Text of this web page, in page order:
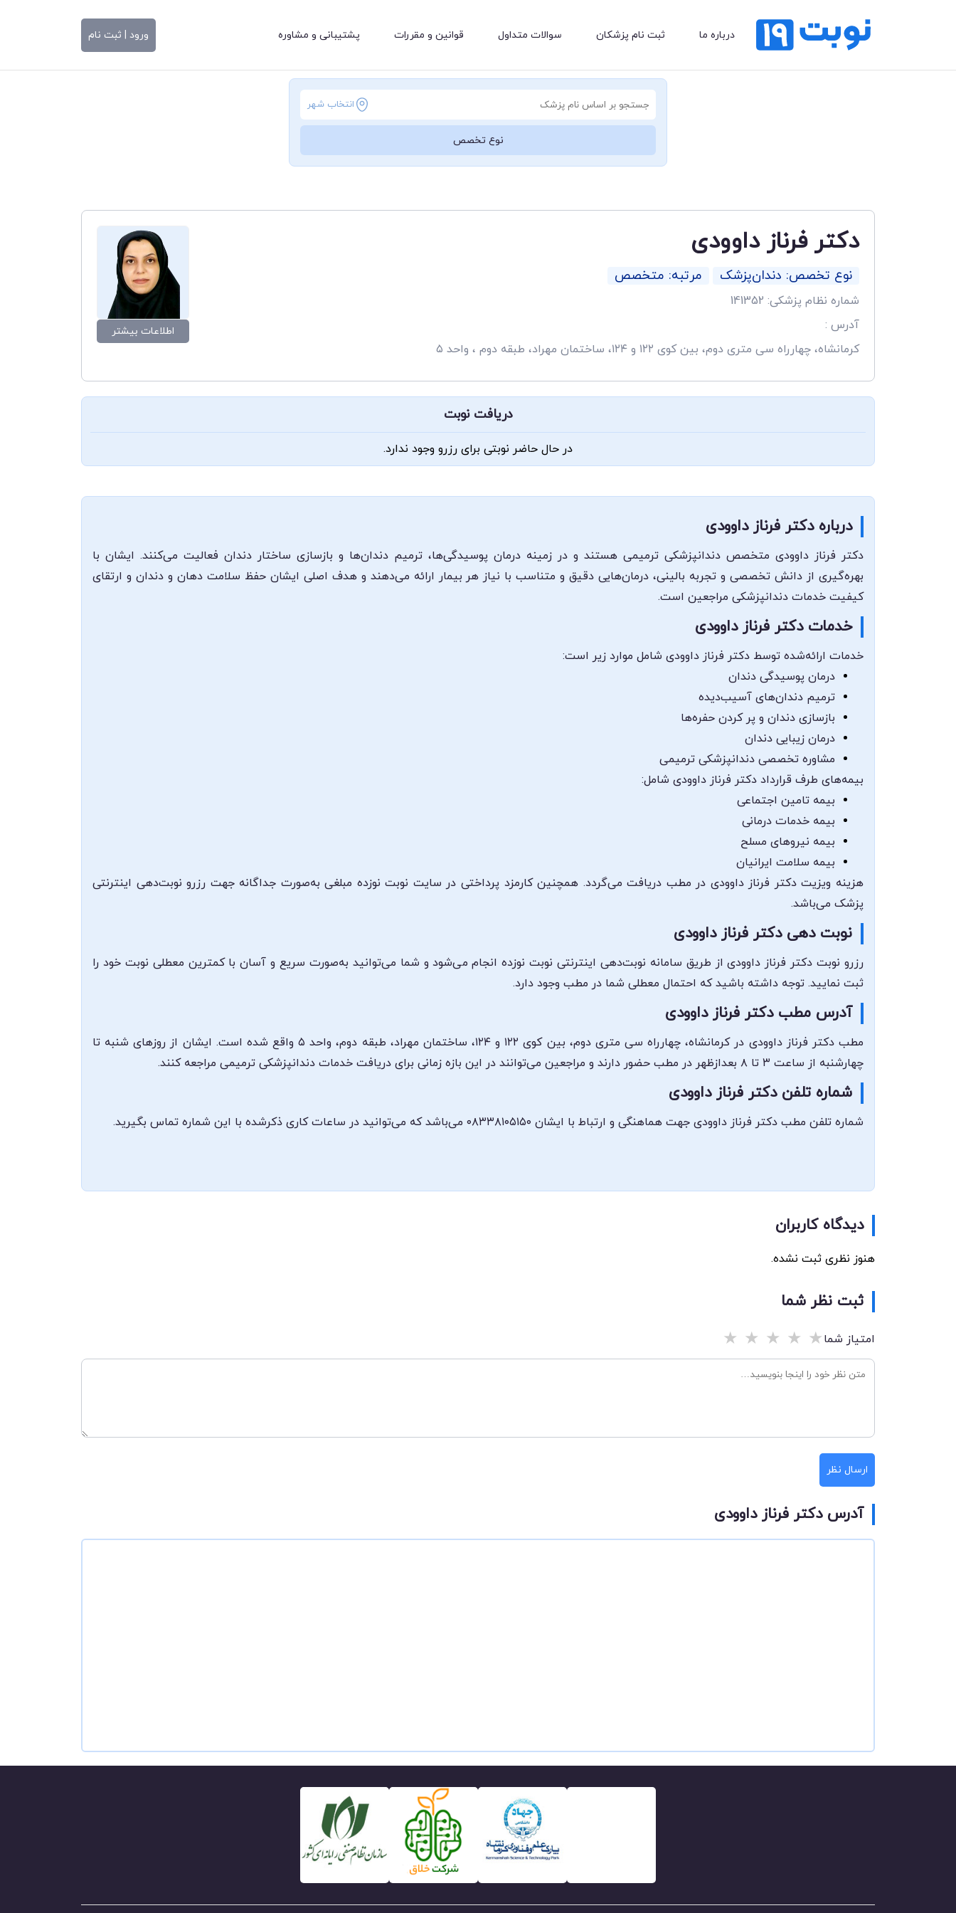
درباره ما ثبت نام پزشکان سوالات متداول قوانین و مقررات پشتیبانی و مشاوره ورود | ثبت نام
انتخاب شهر
نوع تخصص
دکتر فرناز داوودی
نوع تخصص: دندان‌پزشک مرتبه: متخصص
شماره نظام پزشکی: 141352
آدرس :
کرمانشاه، چهارراه سی متری دوم، بین کوی ۱۲۲ و ۱۲۴، ساختمان مهراد، طبقه دوم ، واحد ۵
اطلاعات بیشتر
دریافت نوبت
در حال حاضر نوبتی برای رزرو وجود ندارد.
درباره دکتر فرناز داوودی
دکتر فرناز داوودی متخصص دندانپزشکی ترمیمی هستند و در زمینه درمان پوسیدگی‌ها، ترمیم دندان‌ها و بازسازی ساختار دندان فعالیت می‌کنند. ایشان با
بهره‌گیری از دانش تخصصی و تجربه بالینی، درمان‌هایی دقیق و متناسب با نیاز هر بیمار ارائه می‌دهند و هدف اصلی ایشان حفظ سلامت دهان و دندان و ارتقای
کیفیت خدمات دندانپزشکی مراجعین است.
خدمات دکتر فرناز داوودی
خدمات ارائه‌شده توسط دکتر فرناز داوودی شامل موارد زیر است:
درمان پوسیدگی دندان
ترمیم دندان‌های آسیب‌دیده
بازسازی دندان و پر کردن حفره‌ها
درمان زیبایی دندان
مشاوره تخصصی دندانپزشکی ترمیمی
بیمه‌های طرف قرارداد دکتر فرناز داوودی شامل:
بیمه تامین اجتماعی
بیمه خدمات درمانی
بیمه نیروهای مسلح
بیمه سلامت ایرانیان
هزینه ویزیت دکتر فرناز داوودی در مطب دریافت می‌گردد. همچنین کارمزد پرداختی در سایت نوبت نوزده مبلغی به‌صورت جداگانه جهت رزرو نوبت‌دهی اینترنتی
پزشک می‌باشد.
نوبت دهی دکتر فرناز داوودی
رزرو نوبت دکتر فرناز داوودی از طریق سامانه نوبت‌دهی اینترنتی نوبت نوزده انجام می‌شود و شما می‌توانید به‌صورت سریع و آسان با کمترین معطلی نوبت خود را
ثبت نمایید. توجه داشته باشید که احتمال معطلی شما در مطب وجود دارد.
آدرس مطب دکتر فرناز داوودی
مطب دکتر فرناز داوودی در کرمانشاه، چهارراه سی متری دوم، بین کوی ۱۲۲ و ۱۲۴، ساختمان مهراد، طبقه دوم، واحد ۵ واقع شده است. ایشان از روزهای شنبه تا
چهارشنبه از ساعت ۳ تا ۸ بعدازظهر در مطب حضور دارند و مراجعین می‌توانند در این بازه زمانی برای دریافت خدمات دندانپزشکی ترمیمی مراجعه کنند.
شماره تلفن دکتر فرناز داوودی
شماره تلفن مطب دکتر فرناز داوودی جهت هماهنگی و ارتباط با ایشان ۰۸۳۳۸۱۰۵۱۵۰ می‌باشد که می‌توانید در ساعات کاری ذکرشده با این شماره تماس بگیرید.
دیدگاه کاربران
هنوز نظری ثبت نشده.
ثبت نظر شما
امتیاز شما★
★
★
★
★
ارسال نظر
آدرس دکتر فرناز داوودی